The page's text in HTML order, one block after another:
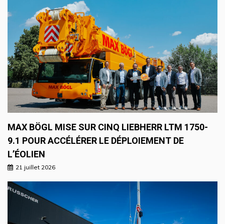
MAX BÖGL MISE SUR CINQ LIEBHERR LTM 1750-
9.1 POUR ACCÉLÉRER LE DÉPLOIEMENT DE
L’ÉOLIEN
21 juillet 2026